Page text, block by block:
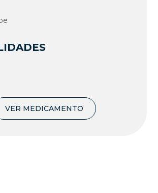
VER MEDICAMENTO